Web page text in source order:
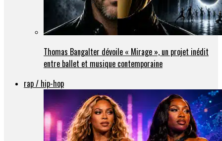
Thomas Bangalter dévoile « Mirage », un projet inédit
entre ballet et musique contemporaine
rap / hip-hop